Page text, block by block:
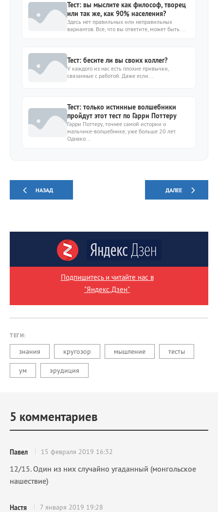
Тест: вы мыслите как философ, творец
или так же, как 90% населения?
Здесь нет правильных или неправильных
вариантов. Все, что вы ответите, может быть...
Тест: бесите ли вы своих коллег?
У каждого из нас есть плохие привычки,
связанные с работой. Даже если...
Тест: только истинные волшебники
пройдут этот тест по Гарри Поттеру
Гарри Поттеру, точнее самой истории о
мальчике-волшебнике, уже больше 20 лет.
Однако...
НАЗАД ДАЛЕЕ
Подпишитесь и читайте нас в
"Яндекс.Дзен"
ТЕГИ:
знания кругозор мышление тесты
ум эрудиция
5 комментариев
Павел 15 февраля 2019 16:32
12/15. Один из них случайно угаданный (монгольское
нашествие)
Настя 7 января 2019 19:28